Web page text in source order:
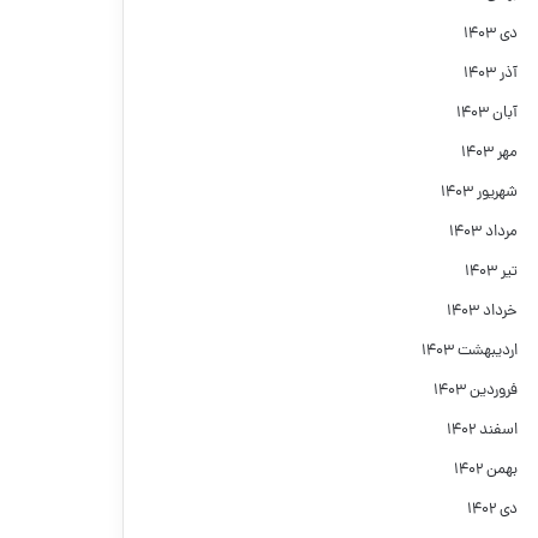
دی ۱۴۰۳
آذر ۱۴۰۳
آبان ۱۴۰۳
مهر ۱۴۰۳
شهریور ۱۴۰۳
مرداد ۱۴۰۳
تیر ۱۴۰۳
خرداد ۱۴۰۳
اردیبهشت ۱۴۰۳
فروردین ۱۴۰۳
اسفند ۱۴۰۲
بهمن ۱۴۰۲
دی ۱۴۰۲